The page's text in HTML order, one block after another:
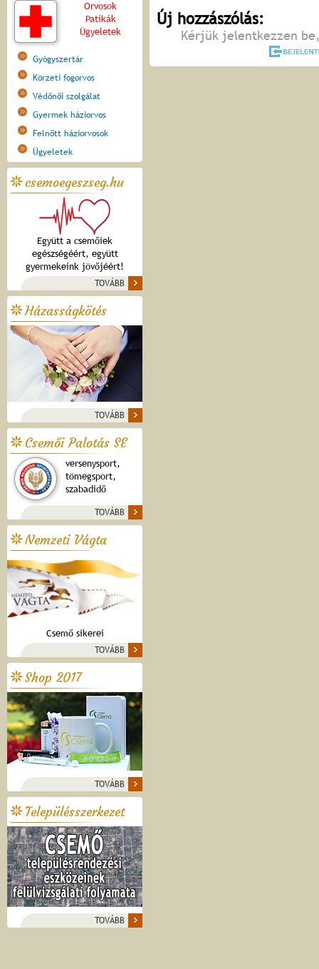
Orvosok
Patikák
Ügyeletek
Gyógyszertár
Körzeti fogorvos
Védőnői szolgálat
Gyermek háziorvos
Felnőtt háziorvosok
Ügyeletek
csemoegeszseg.hu
Együtt a csemőiek
egészségéért, együtt
gyermekeink jövőjéért!
TOVÁBB
Házasságkötés
TOVÁBB
Csemői Palotás SE
versenysport,
tömegsport,
szabadidő
TOVÁBB
Nemzeti Vágta
Csemő sikerei
TOVÁBB
Shop 2017
TOVÁBB
Településszerkezet
TOVÁBB
Új hozzászólás:
Kérjük jelentkezzen